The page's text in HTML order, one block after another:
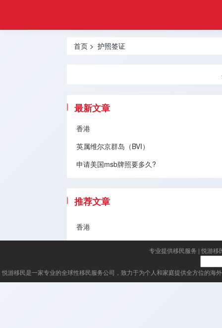
移民
创业移民
买房移民
技术移民
移民问题
留学服务
首页 > 护照签证
最新文章
香港
英属维尔京群岛（BVI）
申请美国msb牌照要多久?
推荐文章
香港
专业提供移民服务 | 悦游移
悦游移民是一家专业的全球性移民服务公司，致力于为个人和家庭提供全方位的